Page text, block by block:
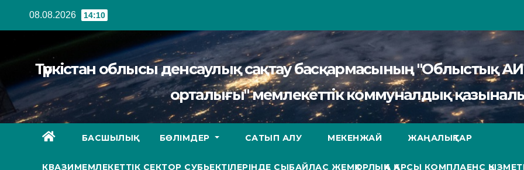
08.08.2026 14:10
Түркістан облысы денсаулық сақтау басқармасының "Облыстық
орталығы" мемлекеттік коммуналдық
БАСШЫЛЫҚ БӨЛІМДЕР САТЫП АЛУ МЕКЕНЖАЙ ЖАҢАЛЫҚТАР
КВАЗИМЕМЛЕКЕТТІК СЕКТОР СУБЬЕКТІЛЕРІНДЕ СЫБАЙЛАС ЖЕМҚОРЛЫҚҚА ҚАРСЫ КОМПЛАЕНС